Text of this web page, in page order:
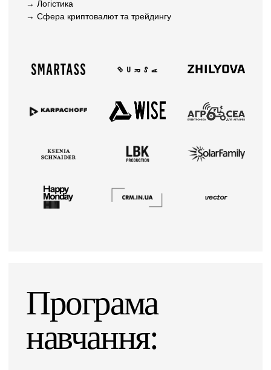
→ Логістика
→ Сфера криптовалют та трейдингу
Програма
навчання: